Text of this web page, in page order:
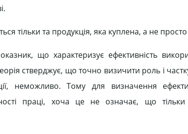
тільки та продукція, яка куплена, а не
що характеризує ефективність
стверджує, що точно визичити роль і
неможливо. Тому для визначення
праці, хоча це не означає, що